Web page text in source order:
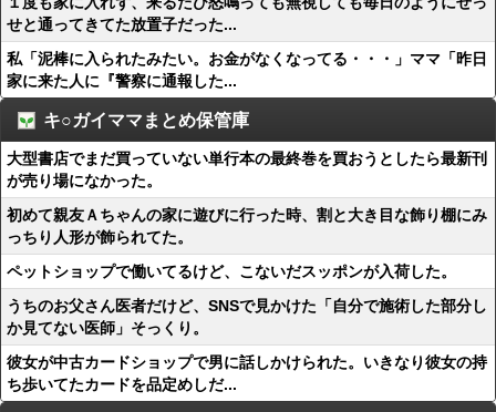
せと通ってきてた放置子だった...
私「泥棒に入られたみたい。お金がなくなってる・・・」ママ「昨日
家に来た人に『警察に通報した...
キ○ガイママまとめ保管庫
大型書店でまだ買っていない単行本の最終巻を買おうとしたら最新刊
が売り場になかった。
初めて親友Ａちゃんの家に遊びに行った時、割と大き目な飾り棚にみ
っちり人形が飾られてた。
ペットショップで働いてるけど、こないだスッポンが入荷した。
うちのお父さん医者だけど、SNSで見かけた「自分で施術した部分し
か見てない医師」そっくり。
彼女が中古カードショップで男に話しかけられた。いきなり彼女の持
ち歩いてたカードを品定めしだ...